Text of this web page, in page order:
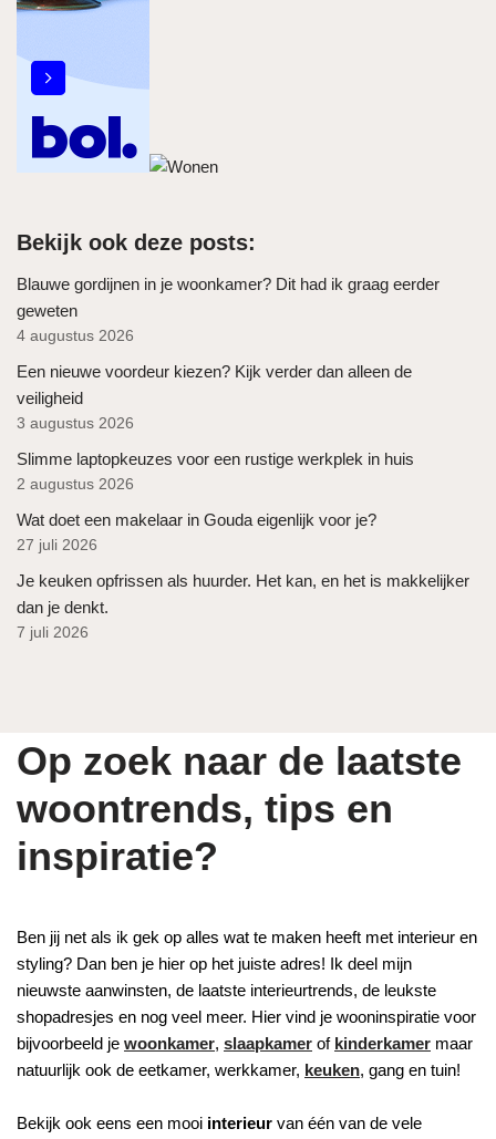
Bekijk ook deze posts:
Blauwe gordijnen in je woonkamer? Dit had ik graag eerder
geweten
4 augustus 2026
Een nieuwe voordeur kiezen? Kijk verder dan alleen de
veiligheid
3 augustus 2026
Slimme laptopkeuzes voor een rustige werkplek in huis
2 augustus 2026
Wat doet een makelaar in Gouda eigenlijk voor je?
27 juli 2026
Je keuken opfrissen als huurder. Het kan, en het is makkelijker
dan je denkt.
7 juli 2026
Op zoek naar de laatste
woontrends, tips en
inspiratie?
Ben jij net als ik gek op alles wat te maken heeft met interieur en
styling? Dan ben je hier op het juiste adres! Ik deel mijn
nieuwste aanwinsten, de laatste interieurtrends, de leukste
shopadresjes en nog veel meer. Hier vind je wooninspiratie voor
bijvoorbeeld je woonkamer, slaapkamer of kinderkamer maar
natuurlijk ook de eetkamer, werkkamer, keuken, gang en tuin!
Bekijk ook eens een mooi interieur van één van de vele